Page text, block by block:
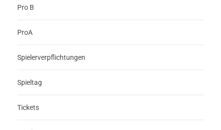
Pro B
ProA
Spielerverpflichtungen
Spieltag
Tickets